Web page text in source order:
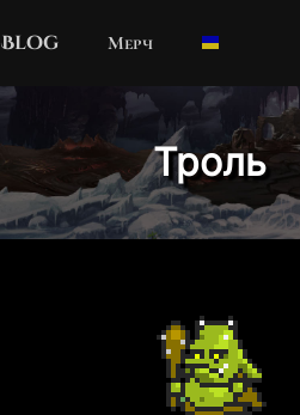
Blog Мерч
Троль